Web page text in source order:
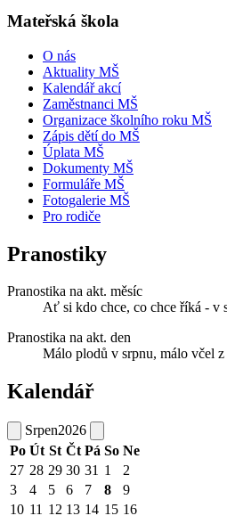
Mateřská škola
O nás
Aktuality MŠ
Kalendář akcí
Zaměstnanci MŠ
Organizace školního roku MŠ
Zápis dětí do MŠ
Úplata MŠ
Dokumenty MŠ
Formuláře MŠ
Fotogalerie MŠ
Pro rodiče
Pranostiky
Pranostika na akt. měsíc
Ať si kdo chce, co chce říká - v
Pranostika na akt. den
Málo plodů v srpnu, málo včel z
Kalendář
Srpen2026
Po Út St Čt Pá So Ne
27 28 29 30 31 1
2
3
4 5 6 7 8
9
10 11 12 13 14 15 16